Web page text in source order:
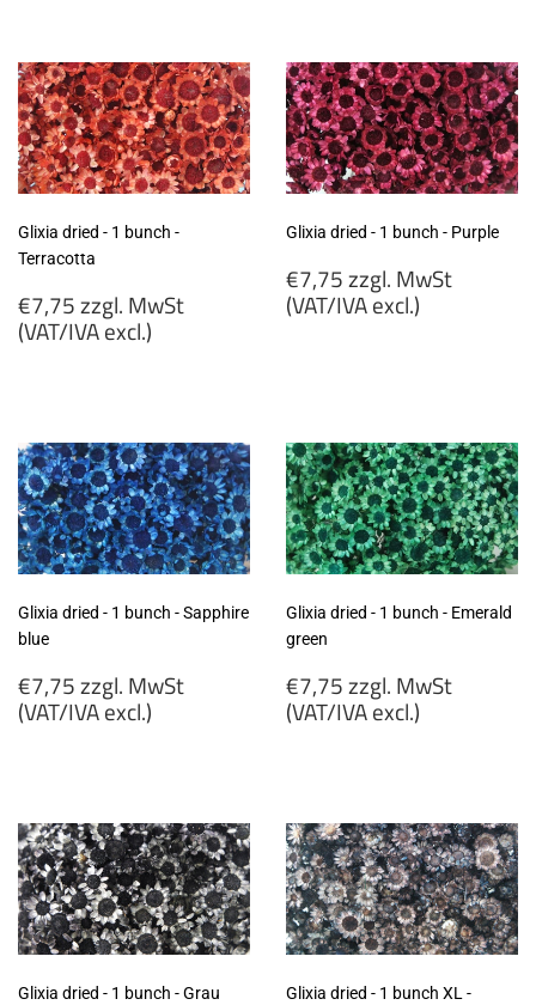
(VAT/IVA
excl.)
(VAT/IVA
excl.)
Glixia dried - 1 bunch -
Terracotta
Regular
price
€7,75 zzgl. MwSt
(VAT/IVA excl.)
(VAT/IVA
excl.)
Glixia dried - 1 bunch - Purple
Regular
price
€7,75 zzgl. MwSt
(VAT/IVA excl.)
excl.)
Glixia dried - 1 bunch - Sapphire
blue
Regular
price
€7,75 zzgl. MwSt
(VAT/IVA excl.)
(VAT/IVA
excl.)
Glixia dried - 1 bunch - Emerald
green
Regular
price
€7,75 zzgl. MwSt
(VAT/IVA excl.)
(VAT/IVA
excl.)
Glixia dried - 1 bunch - Grau
Glixia dried - 1 bunch XL -